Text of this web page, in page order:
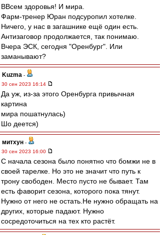
ВВсем здоровья! И мира.
Фарм-тренер Юран подсуропил хотелке.
Ничего, у нас в загашнике ещё один есть.
Антизаговор продолжается, так понимаю.
Вчера ЭСК, сегодня "Оренбург". Или
заманывают?
Kuzma -
30 сен 2023 16:14
Да уж, из-за этого Оренбурга привычная
картина
мира пошатнулась)
Шо деется)
митхун -
30 сен 2023 16:00
С начала сезона было понятно что бомжи не в
своей тарелке. Но это не значит что путь к
трону свободен. Место пусто не бывает. Там
есть фаворит сезона, которого пока тянут.
Нужно от него не остать.Не нужно обращать на
других, которые падают. Нужно
сосредоточиться на тех кто растёт.